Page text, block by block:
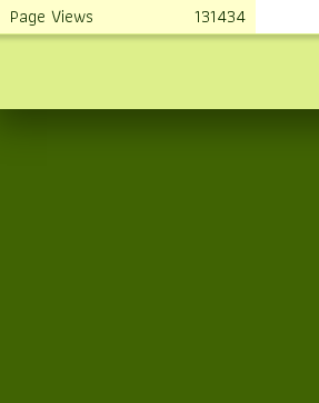
Page Views
131434